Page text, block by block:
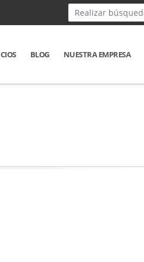
BLOG NUESTRA EMPRESA